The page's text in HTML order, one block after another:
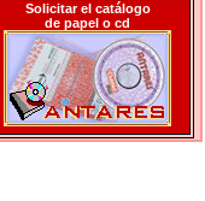
Solicitar el catálogo
de papel o cd